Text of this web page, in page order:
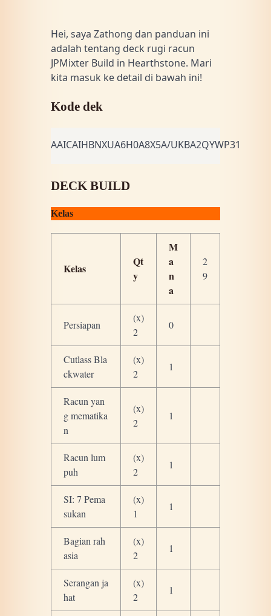
Hei, saya Zathong dan panduan ini
adalah tentang deck rugi racun
JPMixter Build in Hearthstone. Mari
kita masuk ke detail di bawah ini!
Kode dek
AAICAIHBNXUA6H0A8X5A/
DECK BUILD
Kelas
Kelas
Qt
y
M
a
n
a
2
9
Persiapan
(x)
2
0
Cutlass Bla
ckwater
(x)
2
1
Racun yan
g mematika
n
(x)
2
1
Racun lum
puh
(x)
2
1
SI: 7 Pema
sukan
(x)
1
1
Bagian rah
asia
(x)
2
1
Serangan ja
hat
(x)
2
1